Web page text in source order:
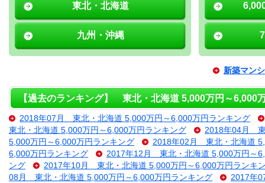
東北・北海道
九州・沖縄
新築マン
【過去のランキング】 東北・北海道 5,000万円～6,000
2018年07月 東北・北海道 5,000万円～6,000万円ランキング
東北・北海道 5,000万円～6,000万円ランキング
2018年04月 東
5,000万円～6,000万円ランキング
2018年02月 東北・北海道
6,000万円ランキング
2017年12月 東北・北海道 5,000万円～
ング
2017年10月 東北・北海道 5,000万円～6,000万円ランキ
08月 東北・北海道 5,000万円～6,000万円ランキング
2017年